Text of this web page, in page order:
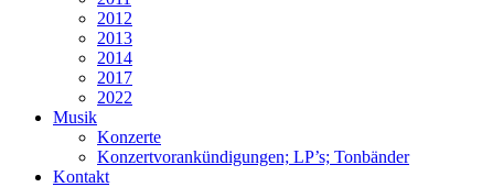
2012
2013
2014
2017
2022
Musik
Konzerte
Konzertvorankündigungen; LP’s; Tonbänder
Kontakt